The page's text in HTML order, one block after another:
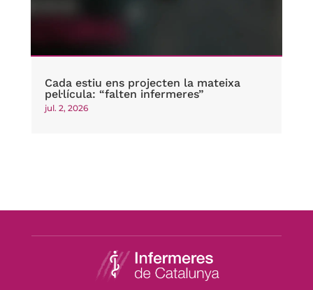
Cada estiu ens projecten la mateixa
pel·lícula: “falten infermeres”
jul. 2, 2026